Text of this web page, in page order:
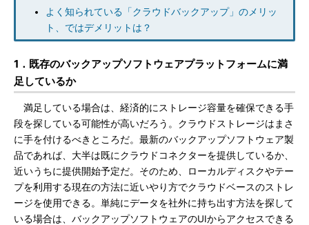
よく知られている「クラウドバックアップ」のメリッ
ト、ではデメリットは？
1．既存のバックアップソフトウェアプラットフォームに満
足しているか
満足している場合は、経済的にストレージ容量を確保できる手
段を探している可能性が高いだろう。クラウドストレージはまさ
に手を付けるべきところだ。最新のバックアップソフトウェア製
品であれば、大半は既にクラウドコネクターを提供しているか、
近いうちに提供開始予定だ。そのため、ローカルディスクやテー
プを利用する現在の方法に近いやり方でクラウドベースのストレ
ージを使用できる。単純にデータを社外に持ち出す方法を探して
いる場合は、バックアップソフトウェアのUIからアクセスできる